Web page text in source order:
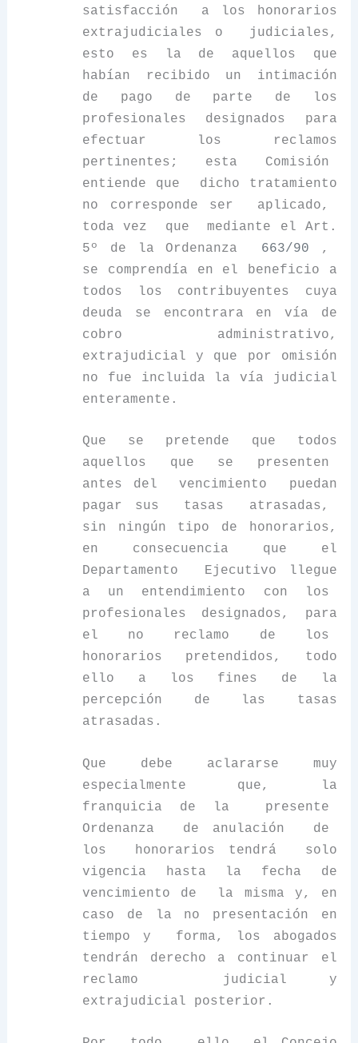
satisfacción a los honorarios
extrajudiciales o judiciales,
esto es la de aquellos que
habían recibido un intimación
de pago de parte de los
profesionales designados para
efectuar los reclamos
pertinentes; esta Comisión
entiende que dicho tratamiento
no corresponde ser aplicado,
toda vez que mediante el Art.
5º de la Ordenanza 663/90 ,
se comprendía en el beneficio a
todos los contribuyentes cuya
deuda se encontrara en vía de
cobro administrativo,
extrajudicial y que por omisión
no fue incluida la vía judicial
enteramente.
Que se pretende que todos
aquellos que se presenten
antes del vencimiento puedan
pagar sus tasas atrasadas,
sin ningún tipo de honorarios,
en consecuencia que el
Departamento Ejecutivo llegue
a un entendimiento con los
profesionales designados, para
el no reclamo de los
honorarios pretendidos, todo
ello a los fines de la
percepción de las tasas
atrasadas.
Que debe aclararse muy
especialmente que, la
franquicia de la presente
Ordenanza de anulación de
los honorarios tendrá solo
vigencia hasta la fecha de
vencimiento de la misma y, en
caso de la no presentación en
tiempo y forma, los abogados
tendrán derecho a continuar el
reclamo judicial y
extrajudicial posterior.